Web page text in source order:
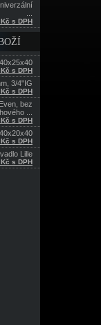
s DPH
s DPH
3/4"IG
s DPH
bez
...
s DPH
s DPH
Lille
s DPH